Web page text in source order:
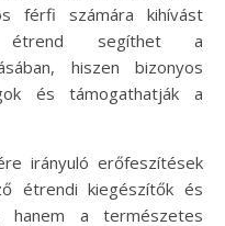
férfi számára kihívást
étrend segíthet a
hiszen bizonyos
és támogathatják a
irányuló erőfeszítések
étrendi kiegészítők és
hanem a természetes